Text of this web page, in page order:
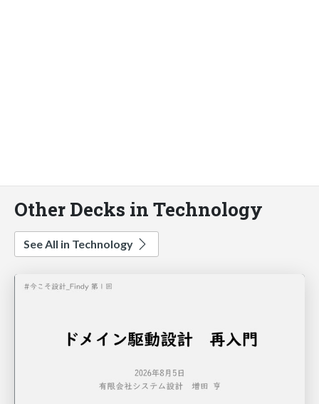
Other Decks in Technology
See All in Technology